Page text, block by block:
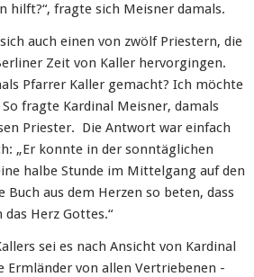
hilft?“, fragte sich Meisner damals.
auch einen von zwölf Priestern, die
Zeit von Kaller hervorgingen.
Pfarrer Kaller gemacht? Ich möchte
fragte Kardinal Meisner, damals
Priester. Die Antwort war einfach
„Er konnte in der sonntäglichen
halbe Stunde im Mittelgang auf den
Buch aus dem Herzen so beten, dass
Herz Gottes.“
sei es nach Ansicht von Kardinal
Ermländer von allen Vertriebenen -